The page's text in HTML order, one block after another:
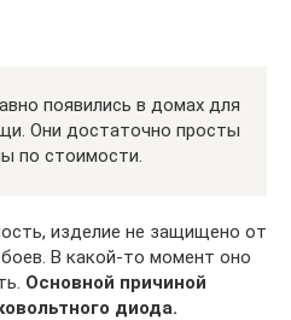
появились в домах для
Они достаточно просты
по стоимости.
изделие не защищено от
В какой-то момент оно
Основной причиной
диода.